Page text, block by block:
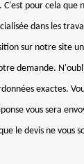
C'est pour cela que
dans les
sur notre site
demande.
exactes.
vous sera
le devis ne vous